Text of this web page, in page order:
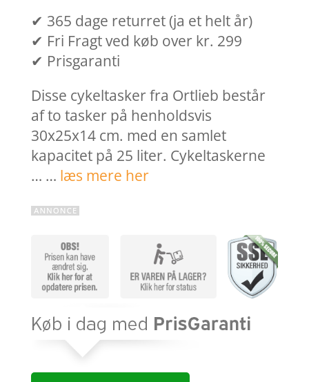
✔ 365 dage returret (ja et helt år)
✔ Fri Fragt ved køb over kr. 299
✔ Prisgaranti
Disse cykeltasker fra Ortlieb består
af to tasker på henholdsvis
30x25x14 cm. med en samlet
kapacitet på 25 liter. Cykeltaskerne
… … læs mere her